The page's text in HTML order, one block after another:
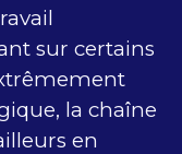
sur certains
la chaîne
en